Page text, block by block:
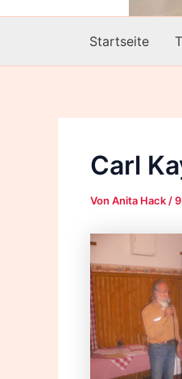
Startseite
Carl
Von Anita Hack /